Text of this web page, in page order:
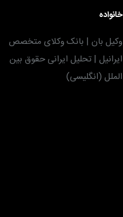
خانواده
وکیل بان | بانک وکلای متخصص
ایرانیل | تحلیل ایرانی حقوق بین
الملل (انگلیسی)